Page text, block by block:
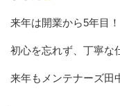
来年は開業から5年目！
初心を忘れず、丁寧な
来年もメンテナーズ田